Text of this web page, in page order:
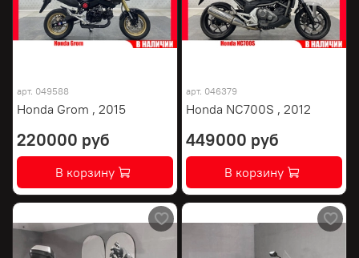
арт. 049588
Honda Grom , 2015
220000 руб
В корзину
арт. 046379
Honda NC700S , 2012
449000 руб
В корзину